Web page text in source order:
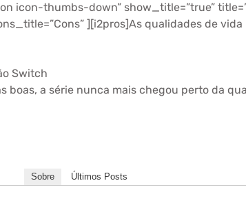
thumbs-down” show_title=”true”
][i2pros]As qualidades de
Switch
a série nunca mais chegou perto da
Sobre Últimos Posts